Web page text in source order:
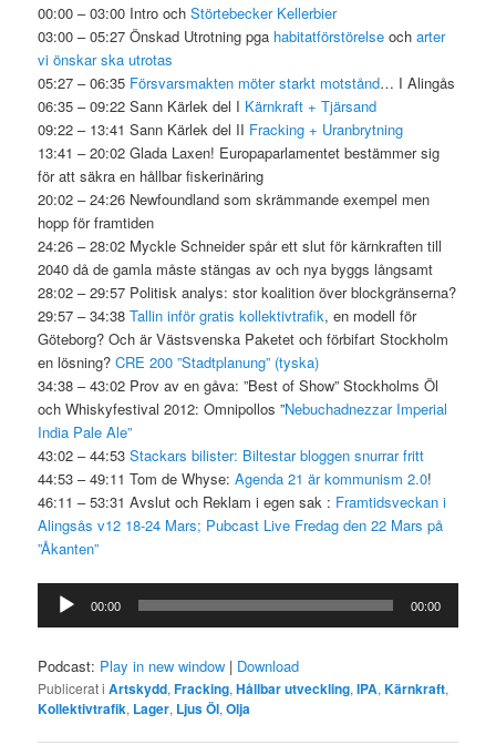
00:00 – 03:00 Intro ochStörtebecker Kellerbier
03:00 – 05:27 Önskad Utrotning pga habitatförstörelse ocharter
vi önskar ska utrotas
05:27 – 06:35 Försvarsmakten möter starkt motstånd… I Alingås
06:35 – 09:22 Sann Kärlek del I Kärnkraft + Tjärsand
09:22 – 13:41 Sann Kärlek del II Fracking + Uranbrytning
13:41 – 20:02 Glada Laxen! Europaparlamentet bestämmer sig
för att säkra en hållbar fiskerinäring
20:02 – 24:26 Newfoundland som skrämmande exempel men
hopp för framtiden
24:26 – 28:02 Myckle Schneider spår ett slut för kärnkraften till
2040 då de gamla måste stängas av och nya byggs långsamt
28:02 – 29:57 Politisk analys: stor koalition över blockgränserna?
29:57 – 34:38Tallin inför gratis kollektivtrafik, en modell för
Göteborg? Och är Västsvenska Paketet och förbifart Stockholm
en lösning?CRE 200 ”Stadtplanung” (tyska)
34:38 – 43:02 Prov av en gåva: ”Best of Show” Stockholms Öl
och Whiskyfestival 2012: Omnipollos ”Nebuchadnezzar Imperial
India Pale Ale”
43:02 – 44:53Stackars bilister: Biltestar bloggen snurrar fritt
44:53 – 49:11 Tom de Whyse:Agenda 21 är kommunism 2.0!
46:11 – 53:31 Avslut och Reklam i egen sak : Framtidsveckan i
Alingsås v12 18-24 Mars; Pubcast Live Fredag den 22 Mars på
”Åkanten”
Ljudspelare
00:00 00:00
Podcast: Play in new window | Download
Publicerat i Artskydd,Fracking,Hållbar utveckling,IPA,Kärnkraft,
Kollektivtrafik, Lager, Ljus Öl,Olja